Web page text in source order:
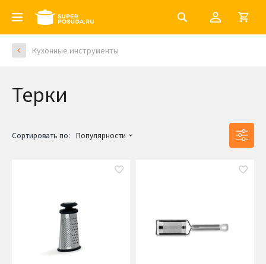
Кухонные инструменты
Терки
Сортировать по: Популярности